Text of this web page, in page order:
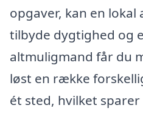
opgaver, kan en lokal
tilbyde dygtighed og
altmuligmand får du
løst en række
ét sted, hvilket